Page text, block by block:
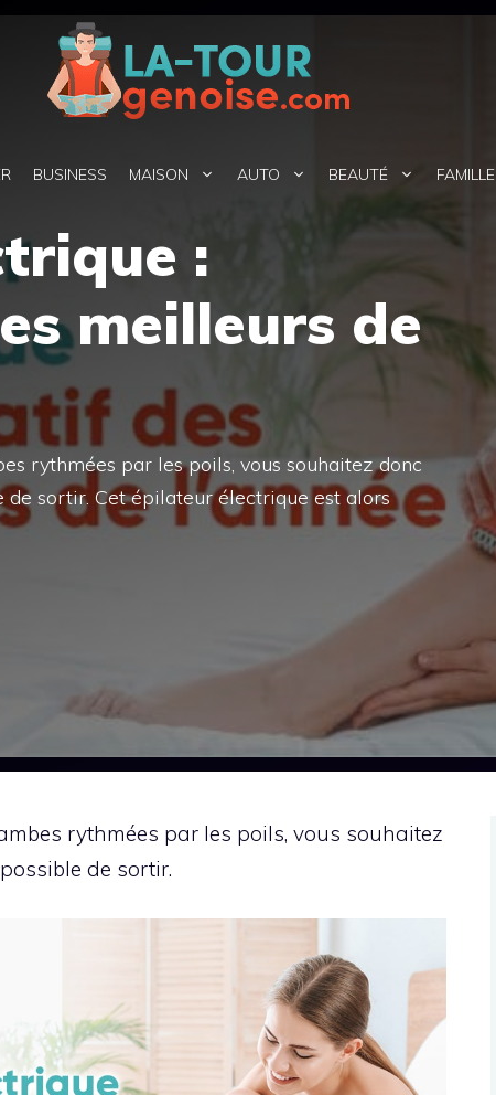
BUSINESS MAISON AUTO BEAUTÉ FAMILLE
:
meilleurs de
rythmées par les poils, vous souhaitez donc
sortir. Cet épilateur électrique est alors
rythmées par les poils, vous souhaitez
de sortir.